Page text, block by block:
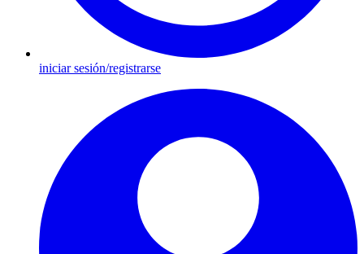
iniciar sesión/registrarse